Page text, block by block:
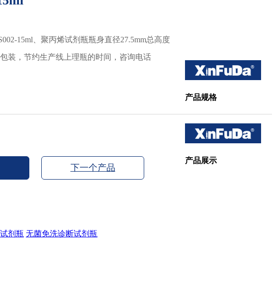
15ml、聚丙烯试剂瓶瓶身直径27.5mm总高度
装，节约生产线上理瓶的时间，咨询电话
下一个产品
剂瓶 无菌免洗诊断试剂瓶
产品规格
产品展示